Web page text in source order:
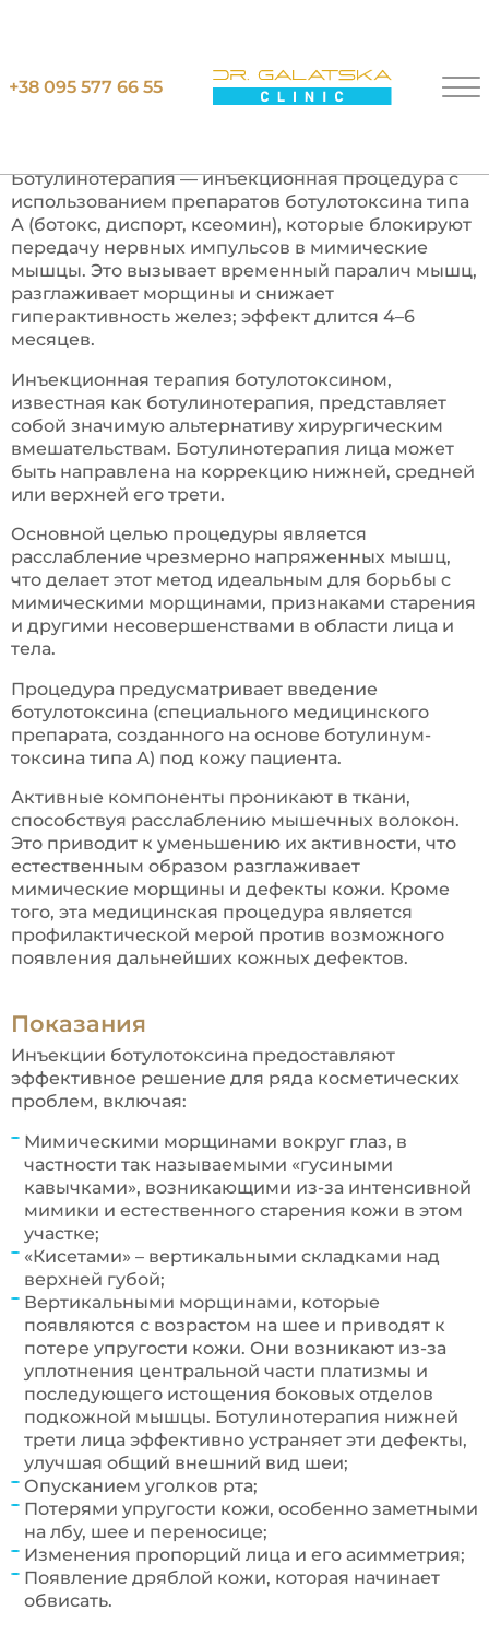
+38 095 577 66 55
Главная Ботулинотерапия
Ботулинотерапия — инъекционная процедура с
использованием препаратов ботулотоксина типа
А (ботокс, диспорт, ксеомин), которые блокируют
передачу нервных импульсов в мимические
мышцы. Это вызывает временный паралич мышц,
разглаживает морщины и снижает
гиперактивность желез; эффект длится 4–6
месяцев.
Инъекционная терапия ботулотоксином,
известная как ботулинотерапия, представляет
собой значимую альтернативу хирургическим
вмешательствам. Ботулинотерапия лица может
быть направлена на коррекцию нижней, средней
или верхней его трети.
Основной целью процедуры является
расслабление чрезмерно напряженных мышц,
что делает этот метод идеальным для борьбы с
мимическими морщинами, признаками старения
и другими несовершенствами в области лица и
тела.
Процедура предусматривает введение
ботулотоксина (специального медицинского
препарата, созданного на основе ботулинум-
токсина типа А) под кожу пациента.
Активные компоненты проникают в ткани,
способствуя расслаблению мышечных волокон.
Это приводит к уменьшению их активности, что
естественным образом разглаживает
мимические морщины и дефекты кожи. Кроме
того, эта медицинская процедура является
профилактической мерой против возможного
появления дальнейших кожных дефектов.
Показания
Инъекции ботулотоксина предоставляют
эффективное решение для ряда косметических
проблем, включая:
Мимическими морщинами вокруг глаз, в
частности так называемыми «гусиными
кавычками», возникающими из-за интенсивной
мимики и естественного старения кожи в этом
участке;
«Кисетами» – вертикальными складками над
верхней губой;
Вертикальными морщинами, которые
появляются с возрастом на шее и приводят к
потере упругости кожи. Они возникают из-за
уплотнения центральной части платизмы и
последующего истощения боковых отделов
подкожной мышцы. Ботулинотерапия нижней
трети лица эффективно устраняет эти дефекты,
улучшая общий внешний вид шеи;
Опусканием уголков рта;
Потерями упругости кожи, особенно заметными
на лбу, шее и переносице;
Изменения пропорций лица и его асимметрия;
Появление дряблой кожи, которая начинает
обвисать.